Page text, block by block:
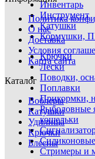
Инвентарь
Инструмент
Катушки
Кормушки,
Крючки
Лески
Поводки,
Поплавки
Прикормки,
Рыболовные
кошельки
Стримеры и
Политика
О нас
Доставка
Условия
Карта сайта
Каталог
Воблеры
Катушки
Удилища
Крючки
Блесны